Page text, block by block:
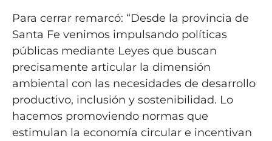
Para cerrar remarcó: “Desde la provincia de
Santa Fe venimos impulsando políticas
públicas mediante Leyes que buscan
precisamente articular la dimensión
ambiental con las necesidades de desarrollo
productivo, inclusión y sostenibilidad. Lo
hacemos promoviendo normas que
estimulan la economía circular e incentivan